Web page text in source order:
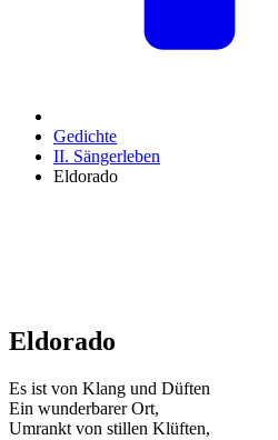
Gedichte
II. Sängerleben
Eldorado
Eldorado
Es ist von Klang und Düften
Ein wunderbarer Ort,
Umrankt von stillen Klüften,